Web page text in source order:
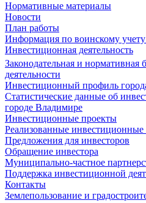
Нормативные материалы
Новости
План работы
Информация по воинскому учету
Инвестиционная деятельность
Законодательная и нормативная
деятельности
Инвестиционный профиль
Статистические данные об
городе Владимире
Инвестиционные проекты
Реализованные
Предложения для инвесторов
Обращение инвестора
Муниципально-частное
Поддержка инвестиционной
Контакты
Землепользование и